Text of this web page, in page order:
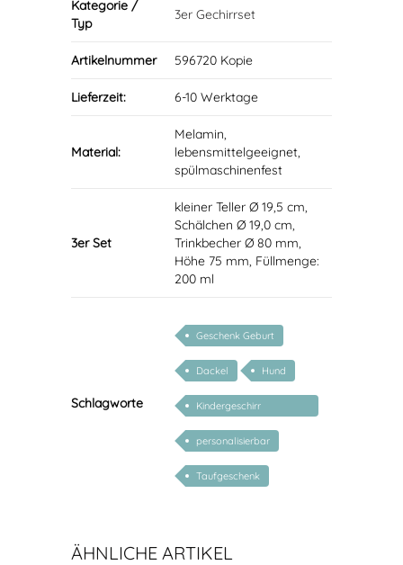
Kategorie /
Typ
3er Gechirrset
Artikelnummer 596720 Kopie
Lieferzeit: 6-10 Werktage
Material:
Melamin,
lebensmittelgeeignet,
spülmaschinenfest
3er Set
kleiner Teller Ø 19,5 cm,
Schälchen Ø 19,0 cm,
Trinkbecher Ø 80 mm,
Höhe 75 mm, Füllmenge:
200 ml
Schlagworte
Geschenk Geburt
Dackel Hund
Kindergeschirr
personalisiert
personalisierbar
Taufgeschenk
ÄHNLICHE ARTIKEL